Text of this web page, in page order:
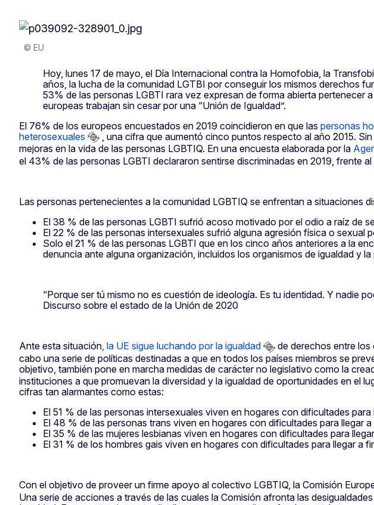
© EU
Hoy, lunes 17 de mayo, el Día Internacional contra la Homofobia, la
años, la lucha de la comunidad LGTBI por conseguir los mismos derechos
53% de las personas LGBTI rara vez expresan de forma abierta
europeas trabajan sin cesar por una “Unión de Igualdad”.
El 76% de los europeos encuestados en 2019 coincidieron en que las personas
heterosexuales
, una cifra que aumentó cinco puntos respecto al año 2015.
mejoras en la vida de las personas LGBTIQ. En una encuesta elaborada por la
el 43% de las personas LGBTI declararon sentirse discriminadas en 2019, frente
Las personas pertenecientes a la comunidad LGBTIQ se enfrentan a situaciones
El 38 % de las personas LGBTI sufrió acoso motivado por el odio a raíz de
El 22 % de las personas intersexuales sufrió alguna agresión física o sexual
Solo el 21 % de las personas LGBTI que en los cinco años anteriores a la
denuncia ante alguna organización, incluidos los organismos de igualdad y la
“Porque ser tú mismo no es cuestión de ideología. Es tu identidad. Y nadie
Discurso sobre el estado de la Unión de 2020
Ante esta situación, la UE sigue luchando por la igualdad
de derechos entre los
cabo una serie de políticas destinadas a que en todos los países miembros se
objetivo, también pone en marcha medidas de carácter no legislativo como la
instituciones a que promuevan la diversidad y la igualdad de oportunidades en el
cifras tan alarmantes como estas:
El 51 % de las personas intersexuales viven en hogares con dificultades para
El 48 % de las personas trans viven en hogares con dificultades para llegar a
El 35 % de las mujeres lesbianas viven en hogares con dificultades para
El 31 % de los hombres gais viven en hogares con dificultades para llegar a
Con el objetivo de proveer un firme apoyo al colectivo LGBTIQ, la Comisión
Una serie de acciones a través de las cuales la Comisión afronta las